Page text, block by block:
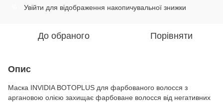
Увійти для відображення накопичувальної знижки
До обраного Порівняти
Опис
Маска INVIDIA BOTOPLUS для фарбованого волосся з
аргановою олією захищає фарбоване волосся від негативних